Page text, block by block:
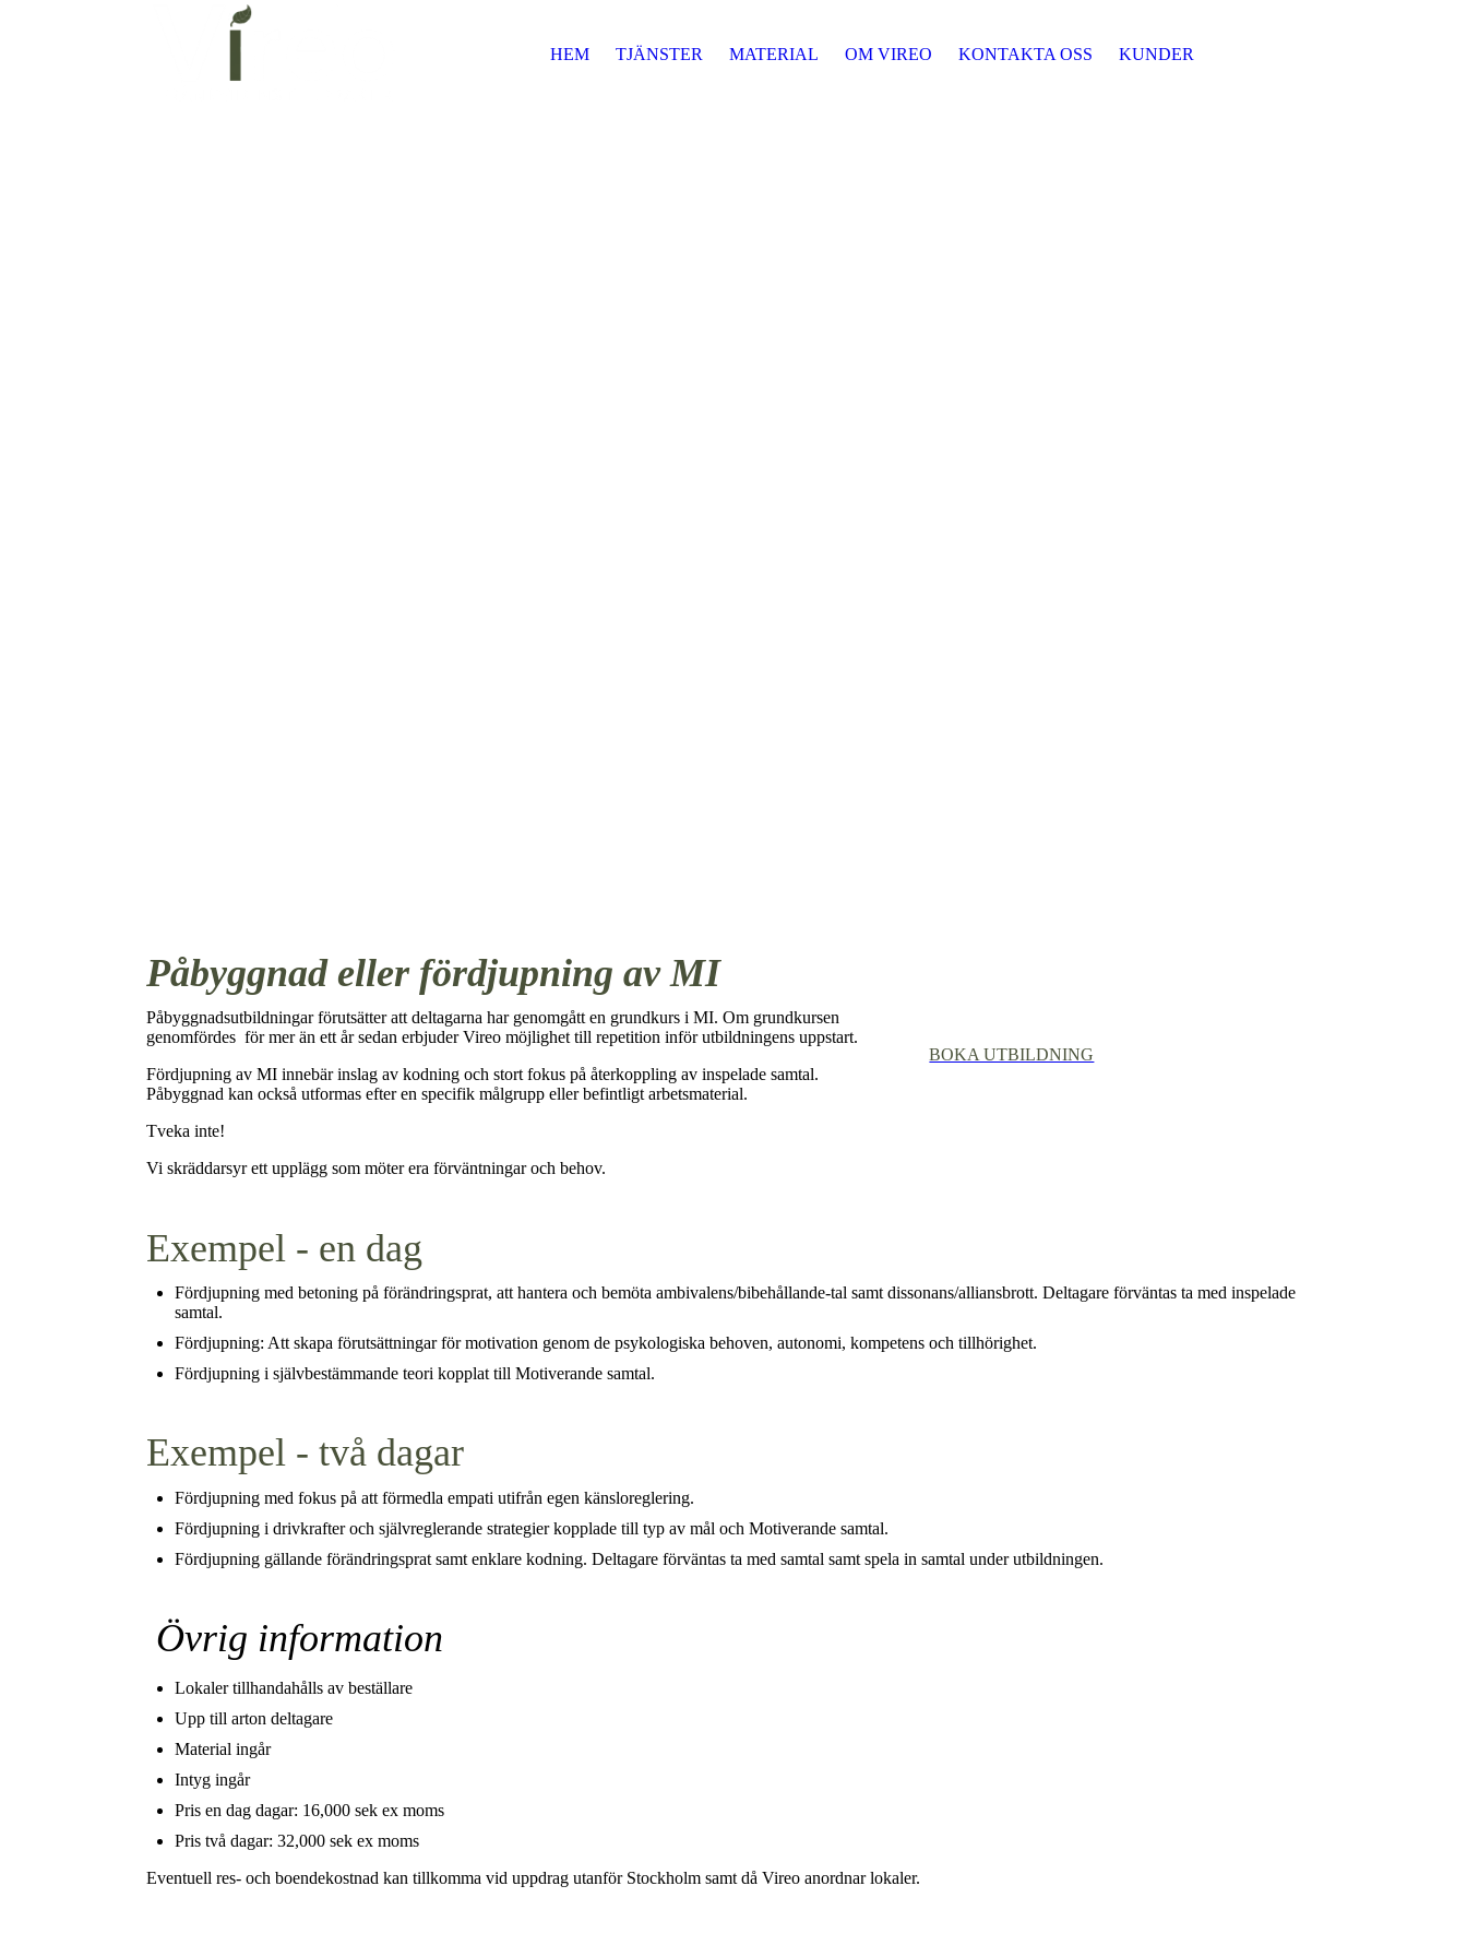
HEM TJÄNSTER MATERIAL OM VIREO KONTAKTA OSS KUNDER
Påbyggnad eller fördjupning av MI
Påbyggnadsutbildningar förutsätter att deltagarna har genomgått en grundkurs i MI. Om grundkursen
genomfördes för mer än ett år sedan erbjuder Vireo möjlighet till repetition inför utbildningens uppstart.
Fördjupning av MI innebär inslag av kodning och stort fokus på återkoppling av inspelade samtal.
Påbyggnad kan också utformas efter en specifik målgrupp eller befintligt arbetsmaterial.
BOKA UTBILDNING
Tveka inte!
Vi skräddarsyr ett upplägg som möter era förväntningar och behov.
Exempel - en dag
Fördjupning med betoning på förändringsprat, att hantera och bemöta ambivalens/bibehållande-tal samt dissonans/alliansbrott. Deltagare förväntas ta med inspelade
samtal.
Fördjupning: Att skapa förutsättningar för motivation genom de psykologiska behoven, autonomi, kompetens och tillhörighet.
Fördjupning i självbestämmande teori kopplat till Motiverande samtal.
Exempel - två dagar
Fördjupning med fokus på att förmedla empati utifrån egen känsloreglering.
Fördjupning i drivkrafter och självreglerande strategier kopplade till typ av mål och Motiverande samtal.
Fördjupning gällande förändringsprat samt enklare kodning. Deltagare förväntas ta med samtal samt spela in samtal under utbildningen.
Övrig information
Lokaler tillhandahålls av beställare
Upp till arton deltagare
Material ingår
Intyg ingår
Pris en dag dagar: 16,000 sek ex moms
Pris två dagar: 32,000 sek ex moms
Eventuell res- och boendekostnad kan tillkomma vid uppdrag utanför Stockholm samt då Vireo anordnar lokaler.